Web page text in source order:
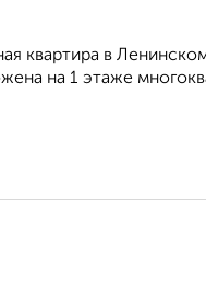
квартира в
на 1 этаже